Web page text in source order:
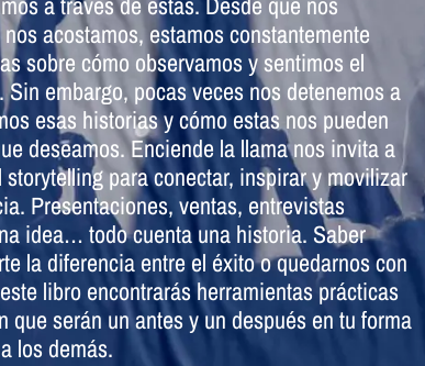
acostamos, estamos constantemente
sobre cómo observamos y sentimos el
Sin embargo, pocas veces nos detenemos a
esas historias y cómo estas nos pueden
deseamos. Enciende la llama nos invita a
para conectar, inspirar y movilizar
Presentaciones, ventas, entrevistas
idea… todo cuenta una historia. Saber
la diferencia entre el éxito o quedarnos con
libro encontrarás herramientas prácticas
que serán un antes y un después en tu forma
los demás.